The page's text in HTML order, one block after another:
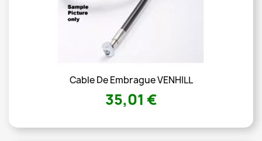
Cable De Embrague VENHILL
35,01 €